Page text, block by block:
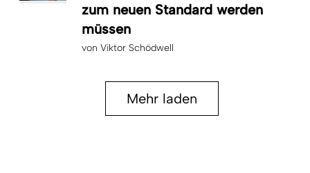
zum neuen Standard werden
müssen
von Viktor Schödwell
Mehr laden